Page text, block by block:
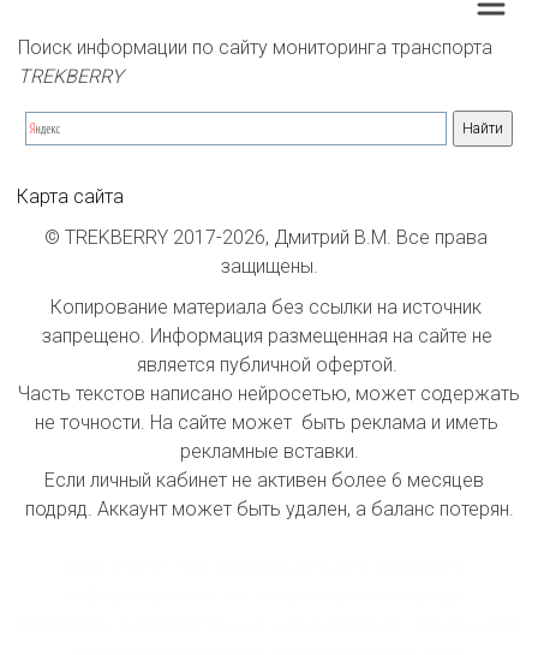
Поиск информации по сайту мониторинга транспорта
TREKBERRY
Карта сайта
© TREKBERRY 2017-2026, Дмитрий В.М. Все права
защищены.
Копирование материала без ссылки на источник
запрещено. Информация размещенная на сайте не
является публичной офертой.
Часть текстов написано нейросетью, может содержать
не точности. На сайте может  быть реклама и иметь
рекламные вставки.
Если личный кабинет не активен более 6 месяцев
подряд. Аккаунт может быть удален, а баланс потерян.